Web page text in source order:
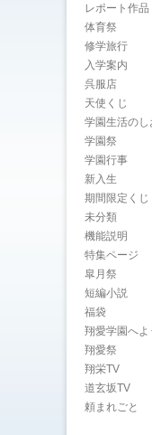
レポート作品
体育祭
修学旅行
入学案内
呉服店
天使くじ
学園生活のし
学園祭
学園行事
新入生
期間限定くじ
未分類
機能説明
特集ページ
皐月祭
短編小説
福袋
翔愛学園へよ
翔愛祭
翔栄TV
道玄坂TV
頼まれごと